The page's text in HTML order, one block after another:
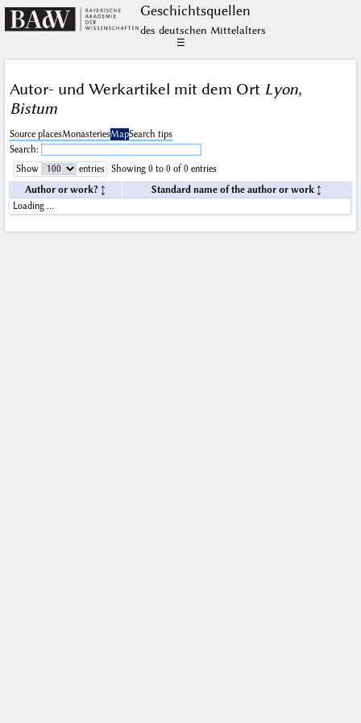
Geschichts­quellen
des deutschen Mittelalters
☰
Autor- und Werkartikel mit dem Ort Lyon,
Bistum
Source placesMonasteriesMapSearch tips
Search:
Show
entries
Showing 0 to 0 of 0 entries
Author or work?
Standard name of the author or work
Loading …